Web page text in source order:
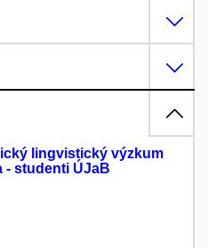
lingvistický výzkum
- studenti ÚJaB